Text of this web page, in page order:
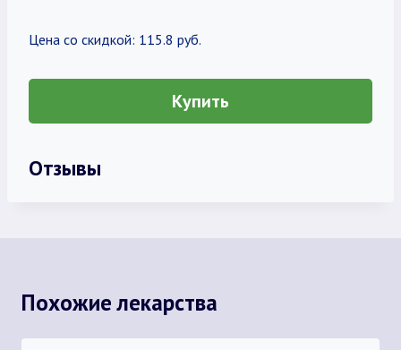
Цена со скидкой: 115.8 руб.
Купить
Отзывы
Похожие лекарства